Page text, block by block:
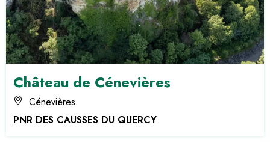
Château de Cénevières
Cénevières
PNR DES CAUSSES DU QUERCY